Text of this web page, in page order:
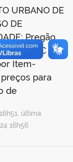
URBANO DE
DE
Pregão
001-PMC –
Item-
para
de
última
16h56